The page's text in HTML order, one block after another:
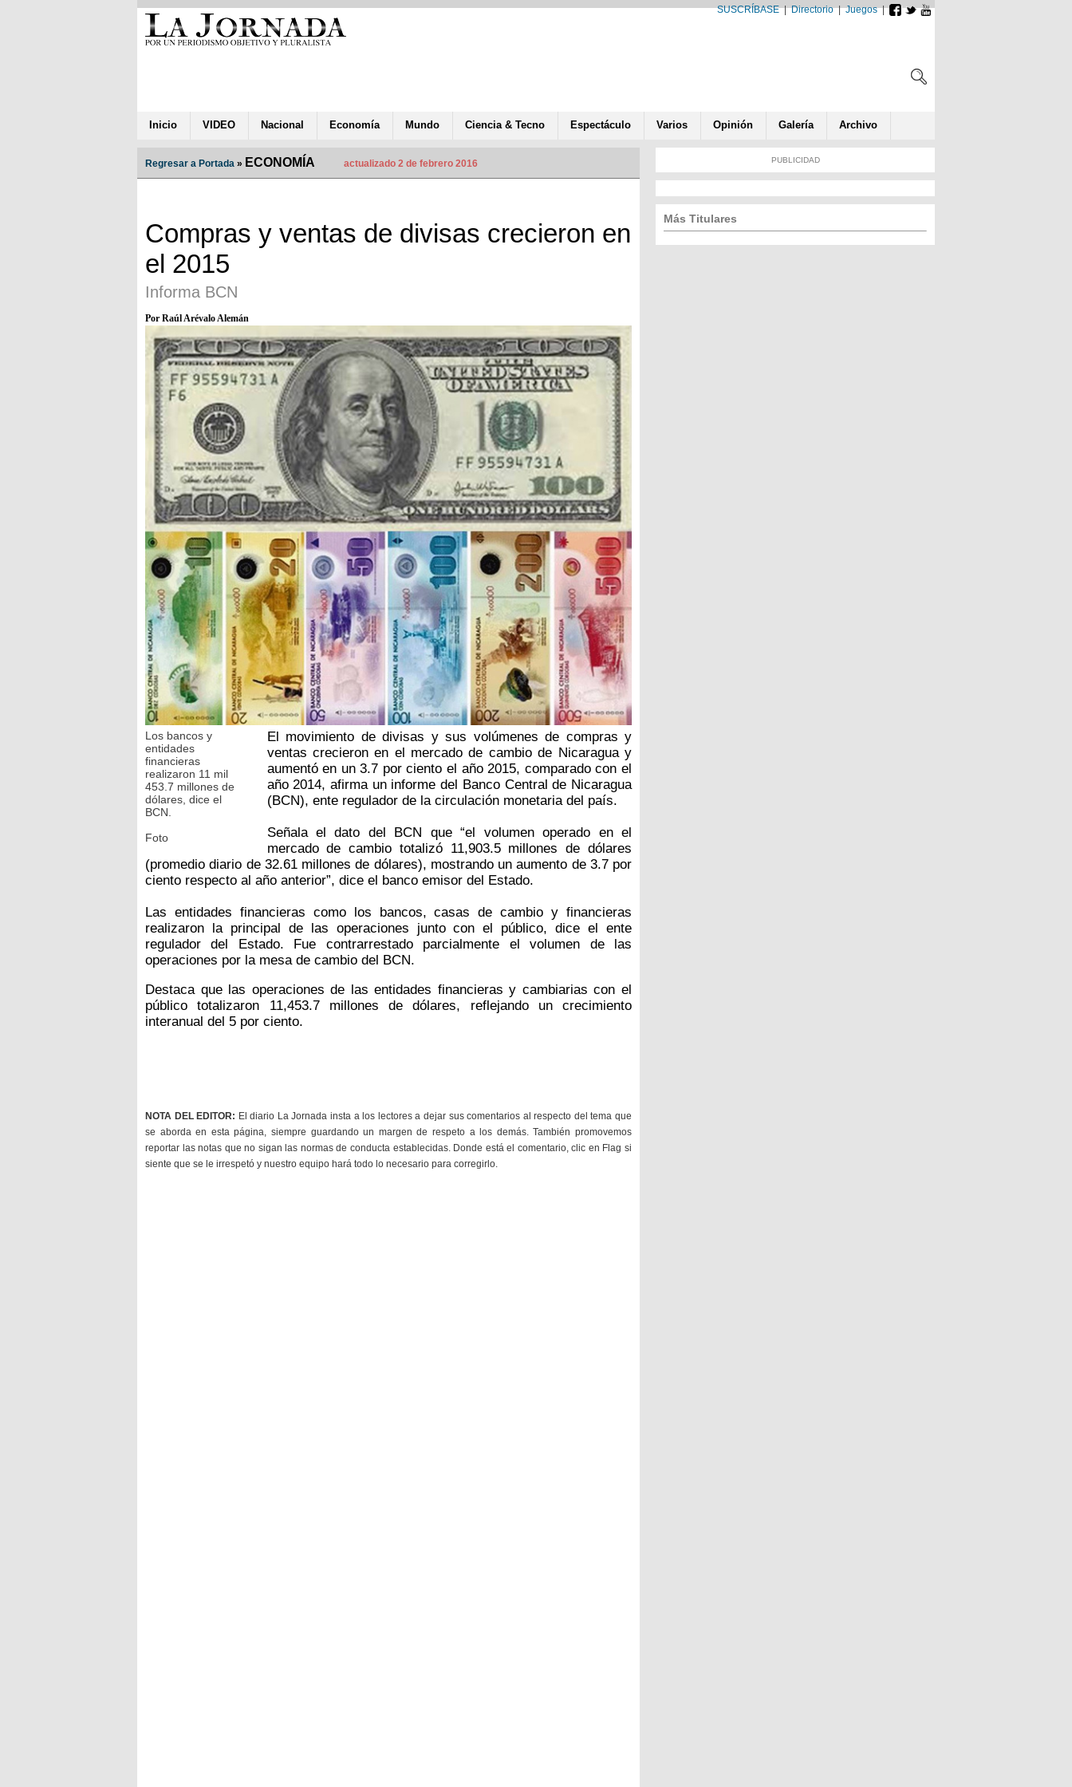
SUSCRÍBASE|Directorio|Juegos|
Inicio VIDEO Nacional Economía Mundo Ciencia & Tecno Espectáculo Varios Opinión Galería Archivo
Regresar a Portada » ECONOMÍA actualizado 2 de febrero 2016
Compras y ventas de divisas crecieron en
el 2015
Informa BCN
Por Raúl Arévalo Alemán
Los bancos y
entidades
financieras
realizaron 11 mil
453.7 millones de
dólares, dice el
BCN.
Foto
El movimiento de divisas y sus volúmenes de compras y
ventas crecieron en el mercado de cambio de Nicaragua y
aumentó en un 3.7 por ciento el año 2015, comparado con el
año 2014, afirma un informe del Banco Central de Nicaragua
(BCN), ente regulador de la circulación monetaria del país.
Señala el dato del BCN que “el volumen operado en el
mercado de cambio totalizó 11,903.5 millones de dólares
(promedio diario de 32.61 millones de dólares), mostrando un aumento de 3.7 por
ciento respecto al año anterior”, dice el banco emisor del Estado.
Las entidades financieras como los bancos, casas de cambio y financieras
realizaron la principal de las operaciones junto con el público, dice el ente
regulador del Estado. Fue contrarrestado parcialmente el volumen de las
operaciones por la mesa de cambio del BCN.
Destaca que las operaciones de las entidades financieras y cambiarias con el
público totalizaron 11,453.7 millones de dólares, reflejando un crecimiento
interanual del 5 por ciento.
NOTA DEL EDITOR: El diario La Jornada insta a los lectores a dejar sus comentarios al respecto del tema que
se aborda en esta página, siempre guardando un margen de respeto a los demás. También promovemos
reportar las notas que no sigan las normas de conducta establecidas. Donde está el comentario, clic en Flag si
siente que se le irrespetó y nuestro equipo hará todo lo necesario para corregirlo.
PUBLICIDAD
Más Titulares